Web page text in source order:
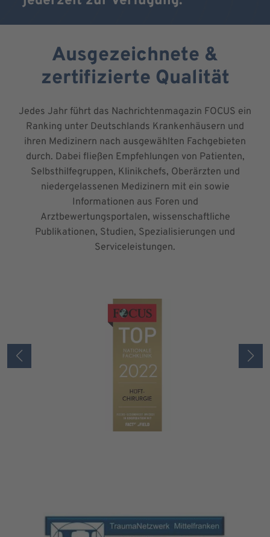
Ausgezeichnete &
zertifizierte Qualität
Jedes Jahr führt das Nachrichtenmagazin FOCUS ein
Ranking unter Deutschlands Krankenhäusern und
ihren Medizinern nach ausgewählten Fachgebieten
durch. Dabei fließen Empfehlungen von Patienten,
Selbsthilfegruppen, Klinikchefs, Oberärzten und
niedergelassenen Medizinern mit ein sowie
Informationen aus Foren und
Arztbewertungsportalen, wissenschaftliche
Publikationen, Studien, Spezialisierungen und
Serviceleistungen.